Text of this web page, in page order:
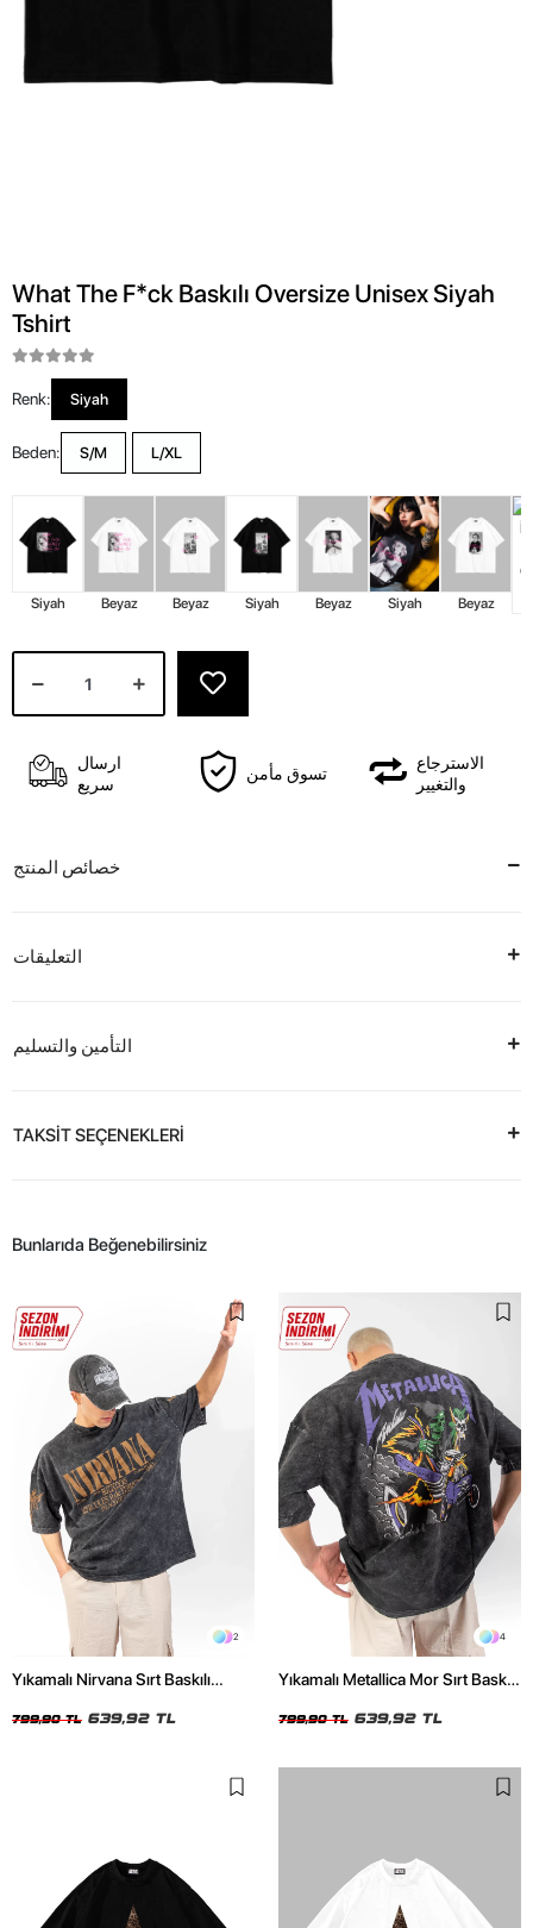
What The F*ck Baskılı Oversize Unisex Siyah
Tshirt
Renk: Siyah
Beden: S/M L/XL
Siyah Beyaz Beyaz Siyah Beyaz Siyah
Beyaz
ارسال
سريع
تسوق مأمن
الاسترجاع
والتغيير
خصائص المنتج
التعليقات
التأمين والتسليم
TAKSİT SEÇENEKLERİ
Bunlarıda Beğenebilirsiniz
2
Yıkamalı Nirvana Sırt Baskılı
799,90 TL 639,92 TL
4
Yıkamalı Metallica Mor Sırt Baskılı
799,90 TL 639,92 TL